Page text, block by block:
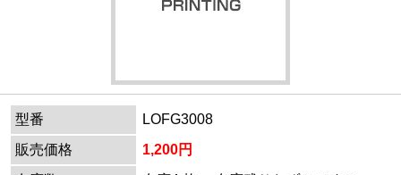
型番
LOFG3008
販売価格
1,200円